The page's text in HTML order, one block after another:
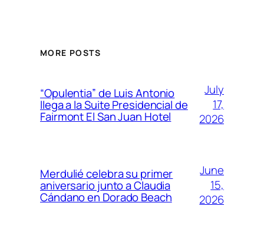
MORE POSTS
“Opulentia” de Luis Antonio
llega a la Suite Presidencial de
Fairmont El San Juan Hotel
July
17,
2026
Merdulié celebra su primer
aniversario junto a Claudia
Cándano en Dorado Beach
June
15,
2026